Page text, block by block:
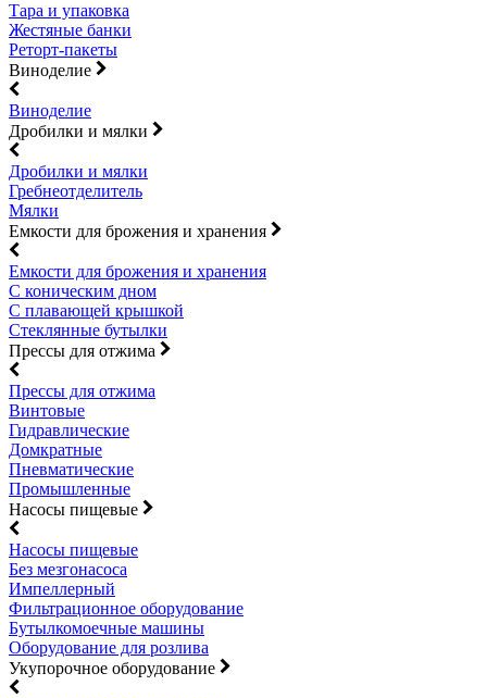
Тара и упаковка
Жестяные банки
Реторт-пакеты
Виноделие
Виноделие
Дробилки и мялки
Дробилки и мялки
Гребнеотделитель
Мялки
Емкости для брожения и хранения
Емкости для брожения и хранения
С коническим дном
С плавающей крышкой
Стеклянные бутылки
Прессы для отжима
Прессы для отжима
Винтовые
Гидравлические
Домкратные
Пневматические
Промышленные
Насосы пищевые
Насосы пищевые
Без мезгонасоса
Импеллерный
Фильтрационное оборудование
Бутылкомоечные машины
Оборудование для розлива
Укупорочное оборудование